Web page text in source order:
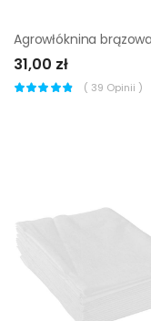
31,00 zł
( 39 Opinii )